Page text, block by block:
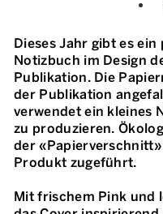
Dieses Jahr gibt es
Notizbuch im Design
Publikation. Die
der Publikation
verwendet ein kleines
zu produzieren.
der
Produkt zugeführt.
Mit frischem Pink und